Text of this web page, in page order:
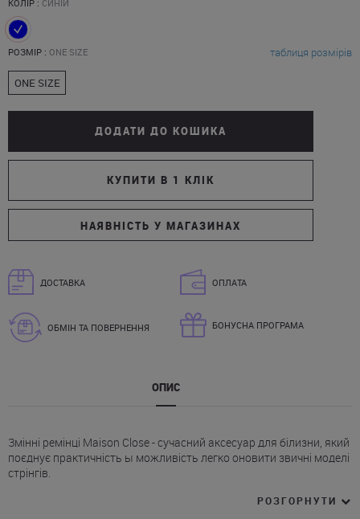
КОЛІР : СИНІЙ
РОЗМІР : ONE SIZE таблиця розмірів
ONE SIZE
ДОДАТИ ДО КОШИКА
КУПИТИ В 1 КЛІК
НАЯВНІСТЬ У МАГАЗИНАХ
ДОСТАВКА ОПЛАТА
ОБМІН ТА ПОВЕРНЕННЯ БОНУСНА ПРОГРАМА
ОПИС
Змінні ремінці Maison Close - сучасний аксесуар для білизни, який
поєднує практичність ы можливість легко оновити звичні моделі
стрінгів.
РОЗГОРНУТИ